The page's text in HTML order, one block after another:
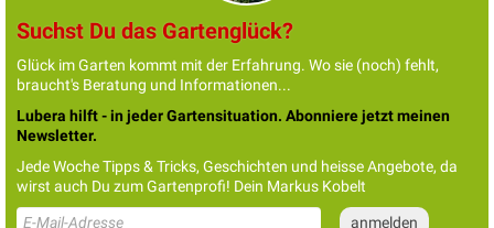
Suchst Du das Gartenglück?
Glück im Garten kommt mit der Erfahrung. Wo sie (noch) fehlt,
braucht's Beratung und Informationen...
Lubera hilft - in jeder Gartensituation. Abonniere jetzt meinen
Newsletter.
Jede Woche Tipps & Tricks, Geschichten und heisse Angebote, da
wirst auch Du zum Gartenprofi! Dein Markus Kobelt